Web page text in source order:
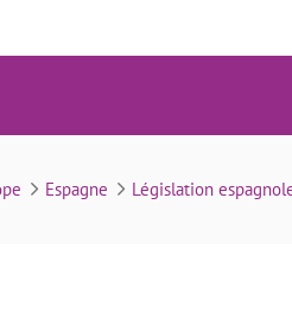
au donneur
0
Espagne Législation